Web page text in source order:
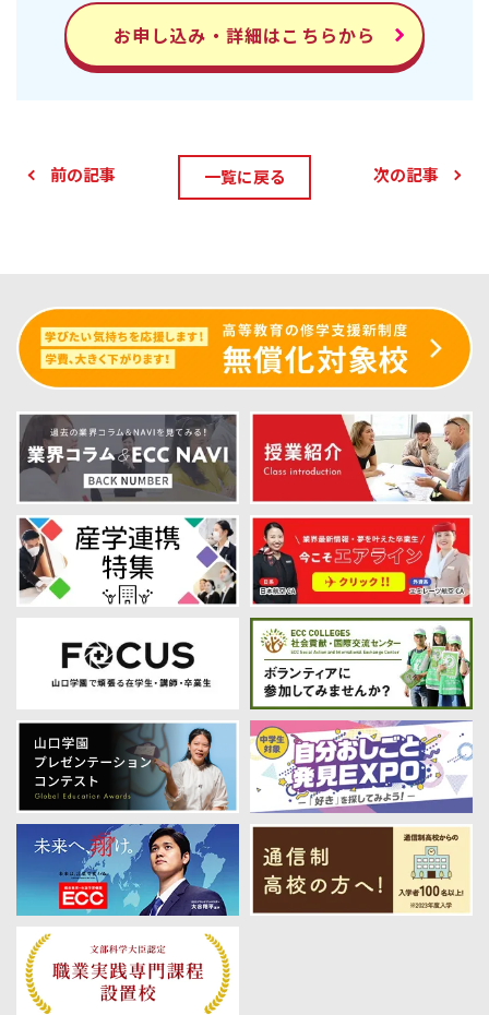
お申し込み・詳細はこちらから
前の記事 一覧に戻る 次の記事